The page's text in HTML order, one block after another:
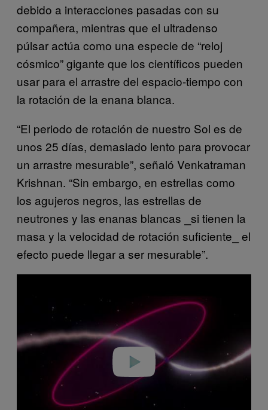
debido a interacciones pasadas con su
compañera, mientras que el ultradenso
púlsar actúa como una especie de “reloj
cósmico” gigante que los científicos pueden
usar para el arrastre del espacio-tiempo con
la rotación de la enana blanca.
“El periodo de rotación de nuestro Sol es de
unos 25 días, demasiado lento para provocar
un arrastre mesurable”, señaló Venkatraman
Krishnan. “Sin embargo, en estrellas como
los agujeros negros, las estrellas de
neutrones y las enanas blancas ⎯si tienen la
masa y la velocidad de rotación suficiente⎯ el
efecto puede llegar a ser mesurable”.
e
o